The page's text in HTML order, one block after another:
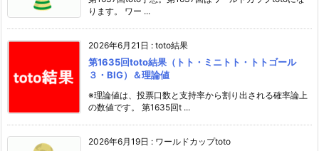
ります。 ワー ...
2026年6月21日 : toto結果
第1635回toto結果（トト・ミニトト・トトゴール
３・BIG）＆理論値
※理論値は、投票口数と支持率から割り出される確率論上
の数値です。 第1635回t ...
2026年6月19日 : ワールドカップtoto